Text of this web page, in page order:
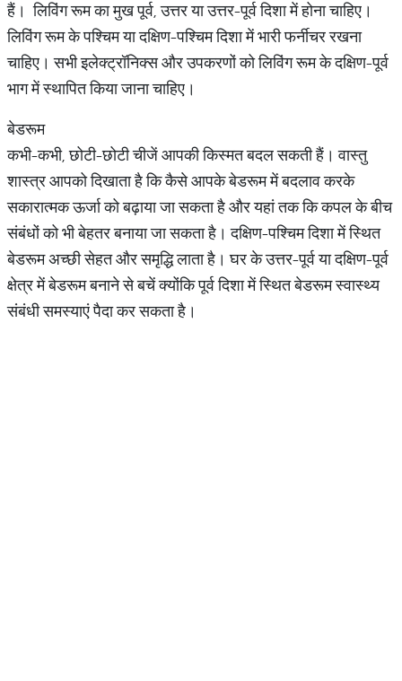
हैं। लिविंग रूम का मुख पूर्व, उत्तर या उत्तर-पूर्व दिशा में होना चाहिए।
लिविंग रूम के पश्चिम या दक्षिण-पश्चिम दिशा में भारी फर्नीचर रखना
चाहिए। सभी इलेक्ट्रॉनिक्स और उपकरणों को लिविंग रूम के दक्षिण-पूर्व
भाग में स्थापित किया जाना चाहिए।
बेडरूम
कभी-कभी, छोटी-छोटी चीजें आपकी किस्मत बदल सकती हैं। वास्तु
शास्त्र आपको दिखाता है कि कैसे आपके बेडरूम में बदलाव करके
सकारात्मक ऊर्जा को बढ़ाया जा सकता है और यहां तक कि कपल के बीच
संबंधों को भी बेहतर बनाया जा सकता है। दक्षिण-पश्चिम दिशा में स्थित
बेडरूम अच्छी सेहत और समृद्धि लाता है। घर के उत्तर-पूर्व या दक्षिण-पूर्व
क्षेत्र में बेडरूम बनाने से बचें क्योंकि पूर्व दिशा में स्थित बेडरूम स्वास्थ्य
संबंधी समस्याएं पैदा कर सकता है।